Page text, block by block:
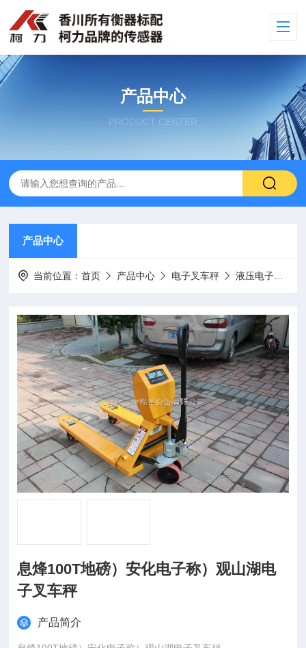
产品中心
PRODUCT CENTER
产品中心
当前位置：首页 产品中心 电子叉车秤 液压电子叉车秤（搬运车秤）
息烽100T地磅）安化电子称）观山湖电
子叉车秤
产品简介